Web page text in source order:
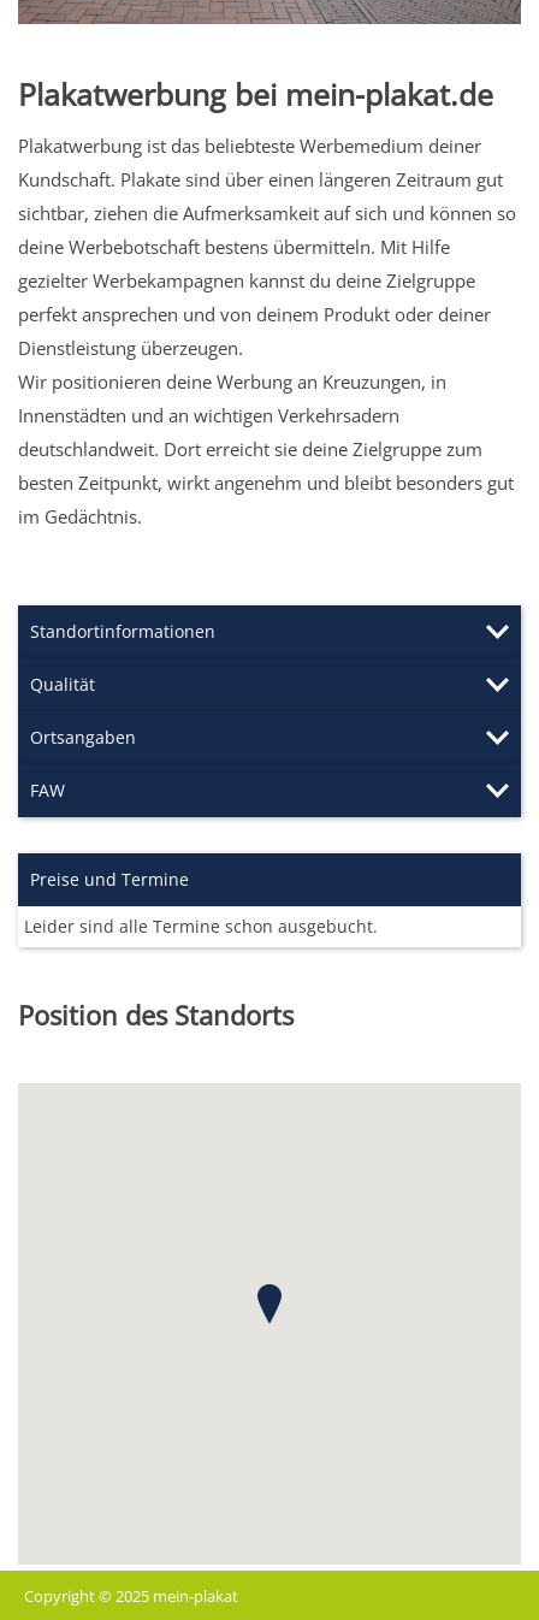
Plakatwerbung bei mein-plakat.de
Plakatwerbung ist das beliebteste Werbemedium deiner
Kundschaft. Plakate sind über einen längeren Zeitraum gut
sichtbar, ziehen die Aufmerksamkeit auf sich und können so
deine Werbebotschaft bestens übermitteln. Mit Hilfe
gezielter Werbekampagnen kannst du deine Zielgruppe
perfekt ansprechen und von deinem Produkt oder deiner
Dienstleistung überzeugen.
Wir positionieren deine Werbung an Kreuzungen, in
Innenstädten und an wichtigen Verkehrsadern
deutschlandweit. Dort erreicht sie deine Zielgruppe zum
besten Zeitpunkt, wirkt angenehm und bleibt besonders gut
im Gedächtnis.
Standortinformationen
Qualität
Ortsangaben
FAW
Preise und Termine
Leider sind alle Termine schon ausgebucht.
Position des Standorts
Copyright © 2025 mein-plakat